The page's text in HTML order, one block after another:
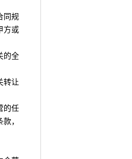
同规
方或
的全
转让
的任
，